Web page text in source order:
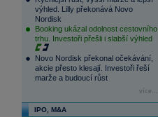
výhled. Lilly překonává Novo
Nordisk
Booking ukázal odolnost cestovního
trhu. Investoři přešli i slabší výhled
Novo Nordisk překonal očekávání,
akcie přesto klesají. Investoři řeší
marže a budoucí růst
více...
IPO, M&A